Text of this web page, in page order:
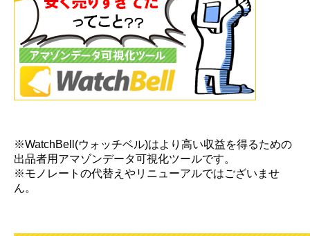
※WatchBell(ウォッチベル)はより高い収益を得るための
出品者用アマゾンデータ可視化ツールです。
※モノレートの代替えやリニューアルではございませ
ん。